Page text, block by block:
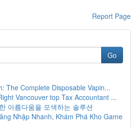
Report Page
Go
The Complete Disposable Vapin...
Vancouver top Tax Accountant ...
아름다움을 모색하는 솔루션
Nhập Nhanh, Khám Phá Kho Game